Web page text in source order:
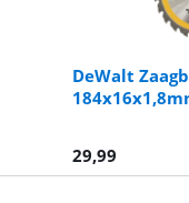
DeWalt
29,99